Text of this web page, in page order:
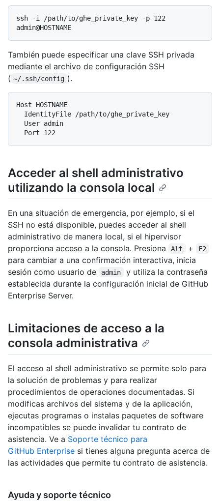
ssh -i /path/to/ghe_private_key -p 122
También puede especificar una clave SSH privada
mediante el archivo de configuración SSH
( ~/.ssh/config ).
Host HOSTNAME
Acceder al shell administrativo
utilizando la consola local
En una situación de emergencia, por ejemplo, si el
SSH no está disponible, puedes acceder al shell
administrativo de manera local, si el hipervisor
proporciona acceso a la consola. Presiona
Alt + F2
para cambiar a una confirmación interactiva, inicia
sesión como usuario de
admin
y utiliza la contraseña
establecida durante la configuración inicial de GitHub
Enterprise Server.
Limitaciones de acceso a la
consola administrativa
El acceso al shell administrativo se permite solo para
la solución de problemas y para realizar
procedimientos de operaciones documentadas. Si
modificas archivos del sistema y de la aplicación,
ejecutas programas o instalas paquetes de software
incompatibles se puede invalidar tu contrato de
asistencia. Ve a Soporte técnico para
GitHub Enterprise si tienes alguna pregunta acerca de
las actividades que permite tu contrato de asistencia.
Ayuda y soporte técnico